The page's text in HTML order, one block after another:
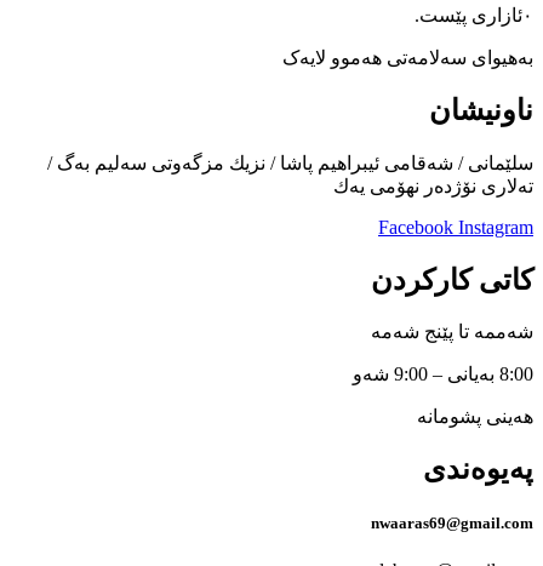
٠ئازاری پێست.
بەھیوای سەلامەتی ھەموو لایەک
ناونیشان
سلێمانی / شەقامی ئیبراهیم پاشا / نزیك مزگەوتی سەلیم بەگ /
تەلاری نۆژدەر نهۆمی یەك
Facebook Instagram
کاتی کارکردن
شەممە تا پێنج شەمە
8:00 بەیانی – 9:00 شەو
هەینی پشومانە
پەیوەندی
nwaaras69@gmail.com